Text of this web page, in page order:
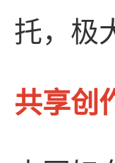
托，极
共享创